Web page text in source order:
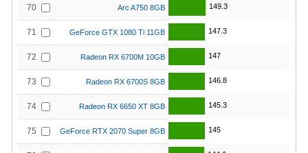
70 Arc A750 8GB 149.3
71 GeForce GTX 1080 Ti 11GB 147.3
72 Radeon RX 6700M 10GB 147
73 Radeon RX 6700S 8GB 146.8
74 Radeon RX 6650 XT 8GB 145.3
75 GeForce RTX 2070 Super 8GB 145